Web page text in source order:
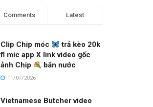
Comments Latest
Clip Chip móc
trả kèo 20k
fl mic app X link video gốc
ảnh Chip
bắn nước
11/07/2026
Vietnamese Butcher video